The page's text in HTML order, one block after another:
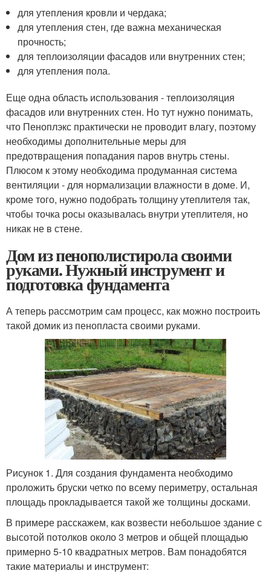
для утепления кровли и чердака;
для утепления стен, где важна механическая
прочность;
для теплоизоляции фасадов или внутренних стен;
для утепления пола.
Еще одна область использования - теплоизоляция
фасадов или внутренних стен. Но тут нужно понимать,
что Пеноплэкс практически не проводит влагу, поэтому
необходимы дополнительные меры для
предотвращения попадания паров внутрь стены.
Плюсом к этому необходима продуманная система
вентиляции - для нормализации влажности в доме. И,
кроме того, нужно подобрать толщину утеплителя так,
чтобы точка росы оказывалась внутри утеплителя, но
никак не в стене.
Дом из пенополистирола своими
руками. Нужный инструмент и
подготовка фундамента
А теперь рассмотрим сам процесс, как можно построить
такой домик из пенопласта своими руками.
Рисунок 1. Для создания фундамента необходимо
проложить бруски четко по всему периметру, остальная
площадь прокладывается такой же толщины досками.
В примере расскажем, как возвести небольшое здание с
высотой потолков около 3 метров и общей площадью
примерно 5-10 квадратных метров. Вам понадобятся
такие материалы и инструмент: